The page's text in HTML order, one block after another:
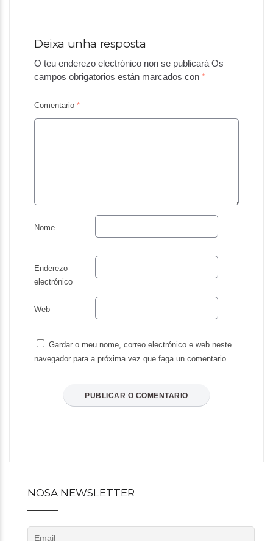
Deixa unha resposta
O teu enderezo electrónico non se publicará Os
campos obrigatorios están marcados con *
Comentario *
Nome
Enderezo
electrónico
Web
Gardar o meu nome, correo electrónico e web neste
navegador para a próxima vez que faga un comentario.
NOSA NEWSLETTER